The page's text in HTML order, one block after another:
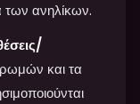
των ανηλίκων.
και τα